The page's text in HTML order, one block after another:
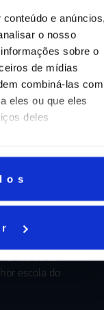
e
o nosso
sobre o
de mídias
combiná-las com
eles ou que eles
deles
Musical!
uma
líderes do
escola do